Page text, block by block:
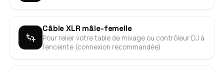
Câble XLR mâle-femelle
Pour relier votre table de mixage ou contrôleur DJ à
l'enceinte (connexion recommandée)